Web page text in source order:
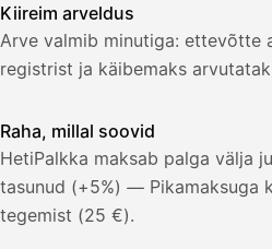
25,5
%
Kiireim arveldus
Arve valmib minutiga: ettevõtte
registrist ja käibemaks
Raha, millal soovid
HetiPalkka maksab palga välja
tasunud (+5%) — Pikamaksuga
tegemist (25 €).